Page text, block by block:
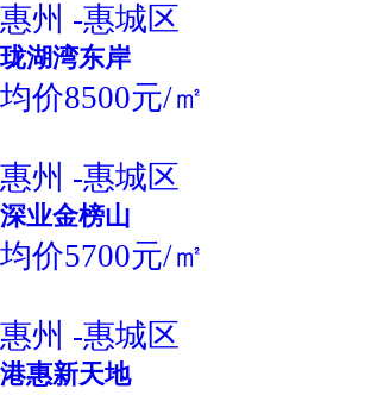
惠州 -惠城区
珑湖湾东岸
均价8500元/㎡
惠州 -惠城区
深业金榜山
均价5700元/㎡
惠州 -惠城区
港惠新天地